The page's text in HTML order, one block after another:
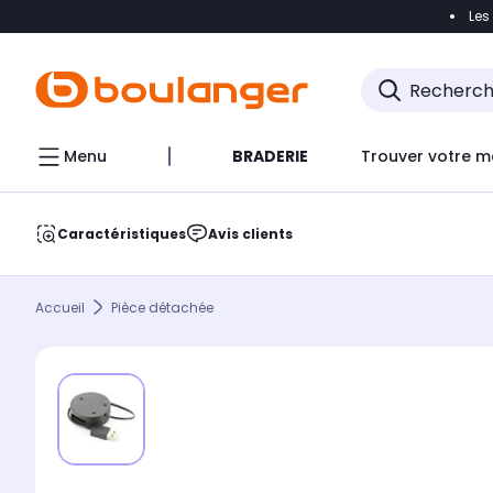
Accéder
Menu BRADERIE Trouver votre
Caractéristiques Avis clients
Accueil Pièce détachée